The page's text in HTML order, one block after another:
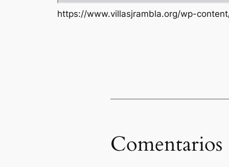
https://www.villasjrambla.org/wp-
Comentarios